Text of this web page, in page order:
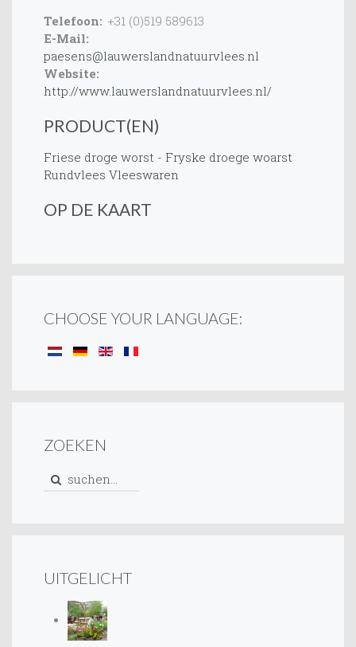
Telefoon: +31 (0)519 589613
E-Mail:
paesens@lauwerslandnatuurvlees.nl
Website:
http://www.lauwerslandnatuurvlees.nl/
PRODUCT(EN)
Friese droge worst - Fryske droege woarst
Rundvlees Vleeswaren
OP DE KAART
CHOOSE YOUR LANGUAGE:
ZOEKEN
UITGELICHT